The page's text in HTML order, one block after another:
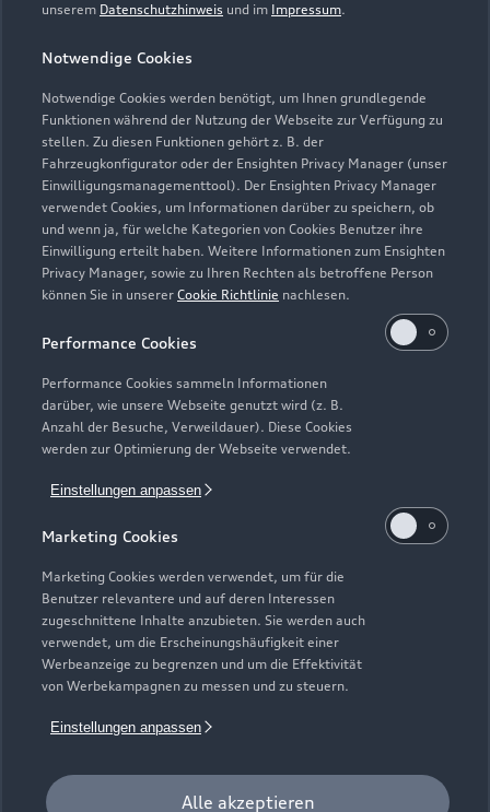
unserem Datenschutzhinweis und im Impressum.
Notwendige Cookies
Notwendige Cookies werden benötigt, um Ihnen grundlegende
Funktionen während der Nutzung der Webseite zur Verfügung zu
stellen. Zu diesen Funktionen gehört z. B. der
Fahrzeugkonfigurator oder der Ensighten Privacy Manager (unser
Einwilligungsmanagementtool). Der Ensighten Privacy Manager
verwendet Cookies, um Informationen darüber zu speichern, ob
und wenn ja, für welche Kategorien von Cookies Benutzer ihre
Einwilligung erteilt haben. Weitere Informationen zum Ensighten
Privacy Manager, sowie zu Ihren Rechten als betroffene Person
können Sie in unserer Cookie Richtlinie nachlesen.
Performance Cookies
Performance Cookies sammeln Informationen
darüber, wie unsere Webseite genutzt wird (z. B.
Anzahl der Besuche, Verweildauer). Diese Cookies
werden zur Optimierung der Webseite verwendet.
Einstellungen anpassen
Marketing Cookies
Marketing Cookies werden verwendet, um für die
Benutzer relevantere und auf deren Interessen
zugeschnittene Inhalte anzubieten. Sie werden auch
verwendet, um die Erscheinungshäufigkeit einer
Werbeanzeige zu begrenzen und um die Effektivität
von Werbekampagnen zu messen und zu steuern.
Einstellungen anpassen
Alle akzeptieren
Zur Inspektion
Zurück nach oben
Modelle
Alle Modelle
Modelle vergleichen
Kaufen & leasen
Neuwagensuche
Service & Zubehör